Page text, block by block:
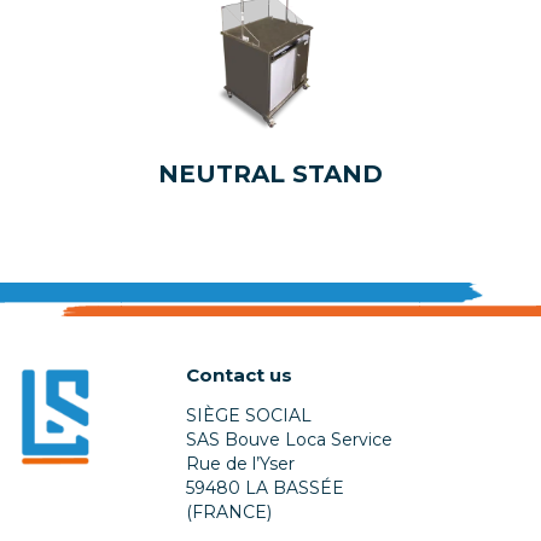
NEUTRAL STAND
Contact us
SIÈGE SOCIAL
SAS Bouve Loca Service
Rue de l’Yser
59480 LA BASSÉE
(FRANCE)